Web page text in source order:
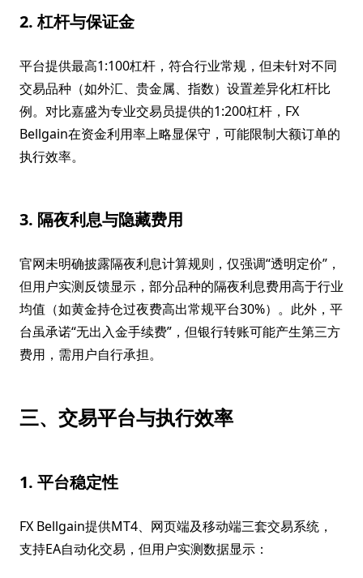
2. 杠杆与保证金
平台提供最高1:100杠杆，符合行业常规，但未针对不同
交易品种（如外汇、贵金属、指数）设置差异化杠杆比
例。对比嘉盛为专业交易员提供的1:200杠杆，FX
Bellgain在资金利用率上略显保守，可能限制大额订单的
执行效率。
3. 隔夜利息与隐藏费用
官网未明确披露隔夜利息计算规则，仅强调“透明定价”，
但用户实测反馈显示，部分品种的隔夜利息费用高于行业
均值（如黄金持仓过夜费高出常规平台30%）。此外，平
台虽承诺“无出入金手续费”，但银行转账可能产生第三方
费用，需用户自行承担。
三、交易平台与执行效率
1. 平台稳定性
FX Bellgain提供MT4、网页端及移动端三套交易系统，
支持EA自动化交易，但用户实测数据显示：